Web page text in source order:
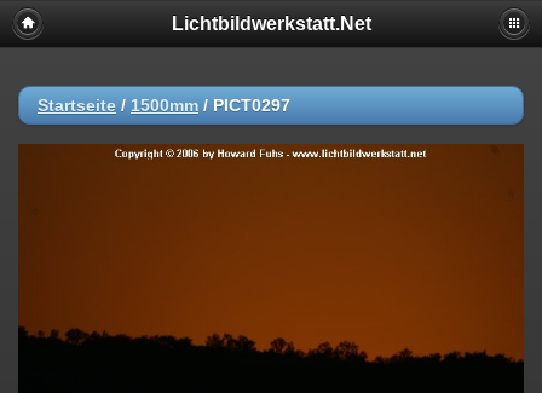
Lichtbildwerkstatt.Net
Startseite / 1500mm / PICT0297